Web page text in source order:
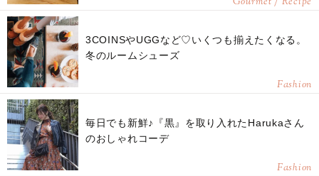
3COINSやUGGなど♡いくつも揃えたくなる。
冬のルームシューズ
Fashion
毎日でも新鮮♪『黒』を取り入れたHarukaさん
のおしゃれコーデ
Fashion